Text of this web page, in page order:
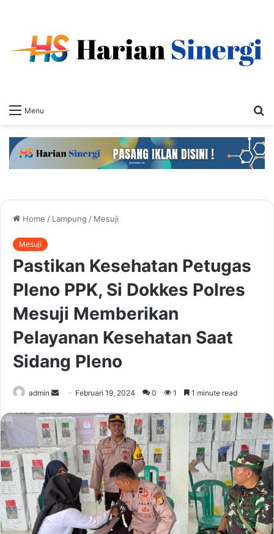
Menu
Home / Lampung / Mesuji
Mesuji
Pastikan Kesehatan Petugas
Pleno PPK, Si Dokkes Polres
Mesuji Memberikan
Pelayanan Kesehatan Saat
Sidang Pleno
admin
Send
email
Februari 19, 2024 0 1 1 minute read